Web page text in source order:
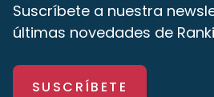
Suscríbete a nuestra
últimas novedades de
SUSCRÍBETE